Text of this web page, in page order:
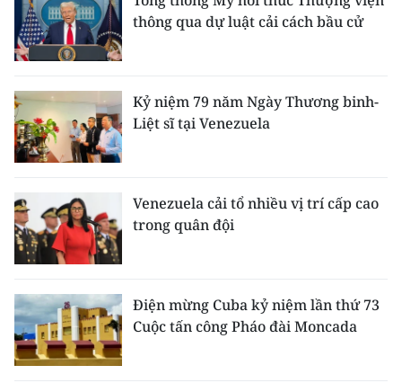
thông qua dự luật cải cách bầu cử
Kỷ niệm 79 năm Ngày Thương binh-
Liệt sĩ tại Venezuela
Venezuela cải tổ nhiều vị trí cấp cao
trong quân đội
Điện mừng Cuba kỷ niệm lần thứ 73
Cuộc tấn công Pháo đài Moncada